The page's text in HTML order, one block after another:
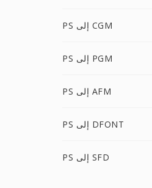
PS إلى CGM
PS إلى PGM
PS إلى AFM
PS إلى DFONT
PS إلى SFD